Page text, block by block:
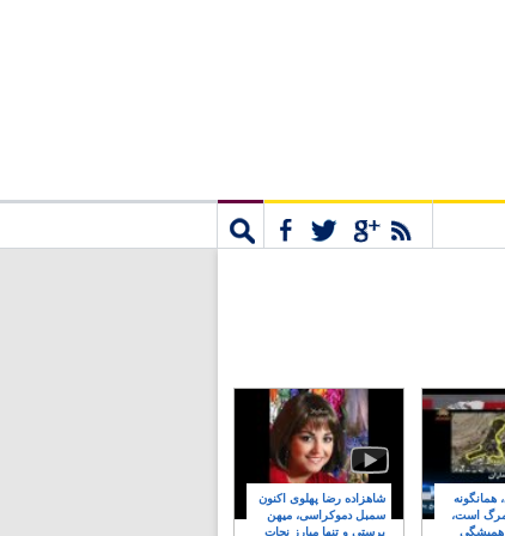
شاهزاده رضا پهلوی اکنون
سمبل دموکراسی، میهن
پرستی و تنها مبارز نجات
همانگونه
است،
همیشگی